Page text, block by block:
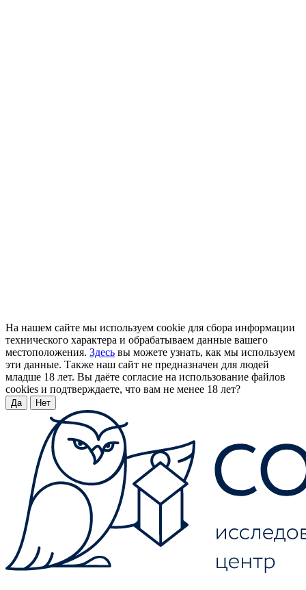
На нашем сайте мы используем cookie для сбора информации
технического характера и обрабатываем данные вашего
местоположения. Здесь вы можете узнать, как мы используем
эти данные. Также наш сайт не предназначен для людей
младше 18 лет. Вы даёте согласие на использование файлов
cookies и подтверждаете, что вам не менее 18 лет?
Да Нет